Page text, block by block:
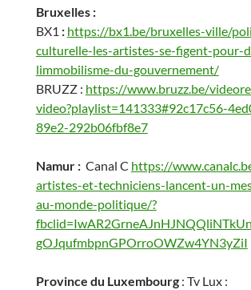
Bruxelles :
BX1 : https://bx1.be/bruxelles-ville/
culturelle-les-artistes-se-figent-pour-
limmobilisme-du-gouvernement/
BRUZZ : https://www.bruzz.be/
video?playlist=141333#92c17c56-
89e2-292b06fbf8e7
Namur : Canal C https://
artistes-et-techniciens-lancent-un-
au-monde-politique/?
gOJqufmbpnGPOrroOWZw4YN3yZiI
Province du Luxembourg : Tv Lux :